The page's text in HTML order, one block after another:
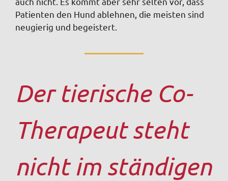
Patienten den Hund ablehnen, die meisten sind
neugierig und begeistert.
Der tierische Co-
Therapeut steht
nicht im ständigen